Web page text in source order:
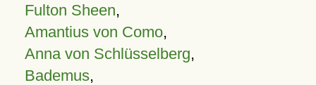
Fulton Sheen,
Amantius von Como,
Anna von Schlüsselberg,
Bademus,